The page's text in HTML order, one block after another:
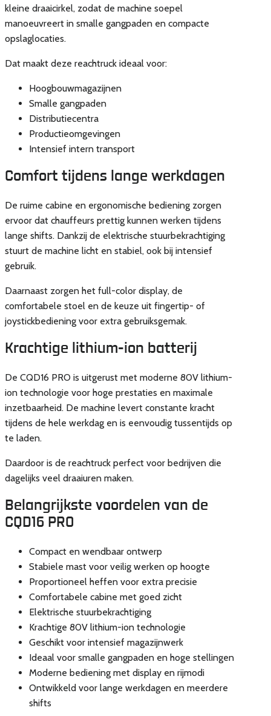
kleine draaicirkel, zodat de machine soepel
manoeuvreert in smalle gangpaden en compacte
opslaglocaties.
Dat maakt deze reachtruck ideaal voor:
Hoogbouwmagazijnen
Smalle gangpaden
Distributiecentra
Productieomgevingen
Intensief intern transport
Comfort tijdens lange werkdagen
De ruime cabine en ergonomische bediening zorgen
ervoor dat chauffeurs prettig kunnen werken tijdens
lange shifts. Dankzij de elektrische stuurbekrachtiging
stuurt de machine licht en stabiel, ook bij intensief
gebruik.
Daarnaast zorgen het full-color display, de
comfortabele stoel en de keuze uit fingertip- of
joystickbediening voor extra gebruiksgemak.
Krachtige lithium-ion batterij
De CQD16 PRO is uitgerust met moderne 80V lithium-
ion technologie voor hoge prestaties en maximale
inzetbaarheid. De machine levert constante kracht
tijdens de hele werkdag en is eenvoudig tussentijds op
te laden.
Daardoor is de reachtruck perfect voor bedrijven die
dagelijks veel draaiuren maken.
Belangrijkste voordelen van de
CQD16 PRO
Compact en wendbaar ontwerp
Stabiele mast voor veilig werken op hoogte
Proportioneel heffen voor extra precisie
Comfortabele cabine met goed zicht
Elektrische stuurbekrachtiging
Krachtige 80V lithium-ion technologie
Geschikt voor intensief magazijnwerk
Ideaal voor smalle gangpaden en hoge stellingen
Moderne bediening met display en rijmodi
Ontwikkeld voor lange werkdagen en meerdere
shifts